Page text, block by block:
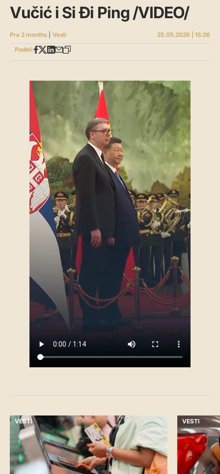
Vučić i Si Đi Ping /VIDEO/
Pre 2 months Vesti
25.05.2026 | 15:26
Podeli:
VESTI VESTI